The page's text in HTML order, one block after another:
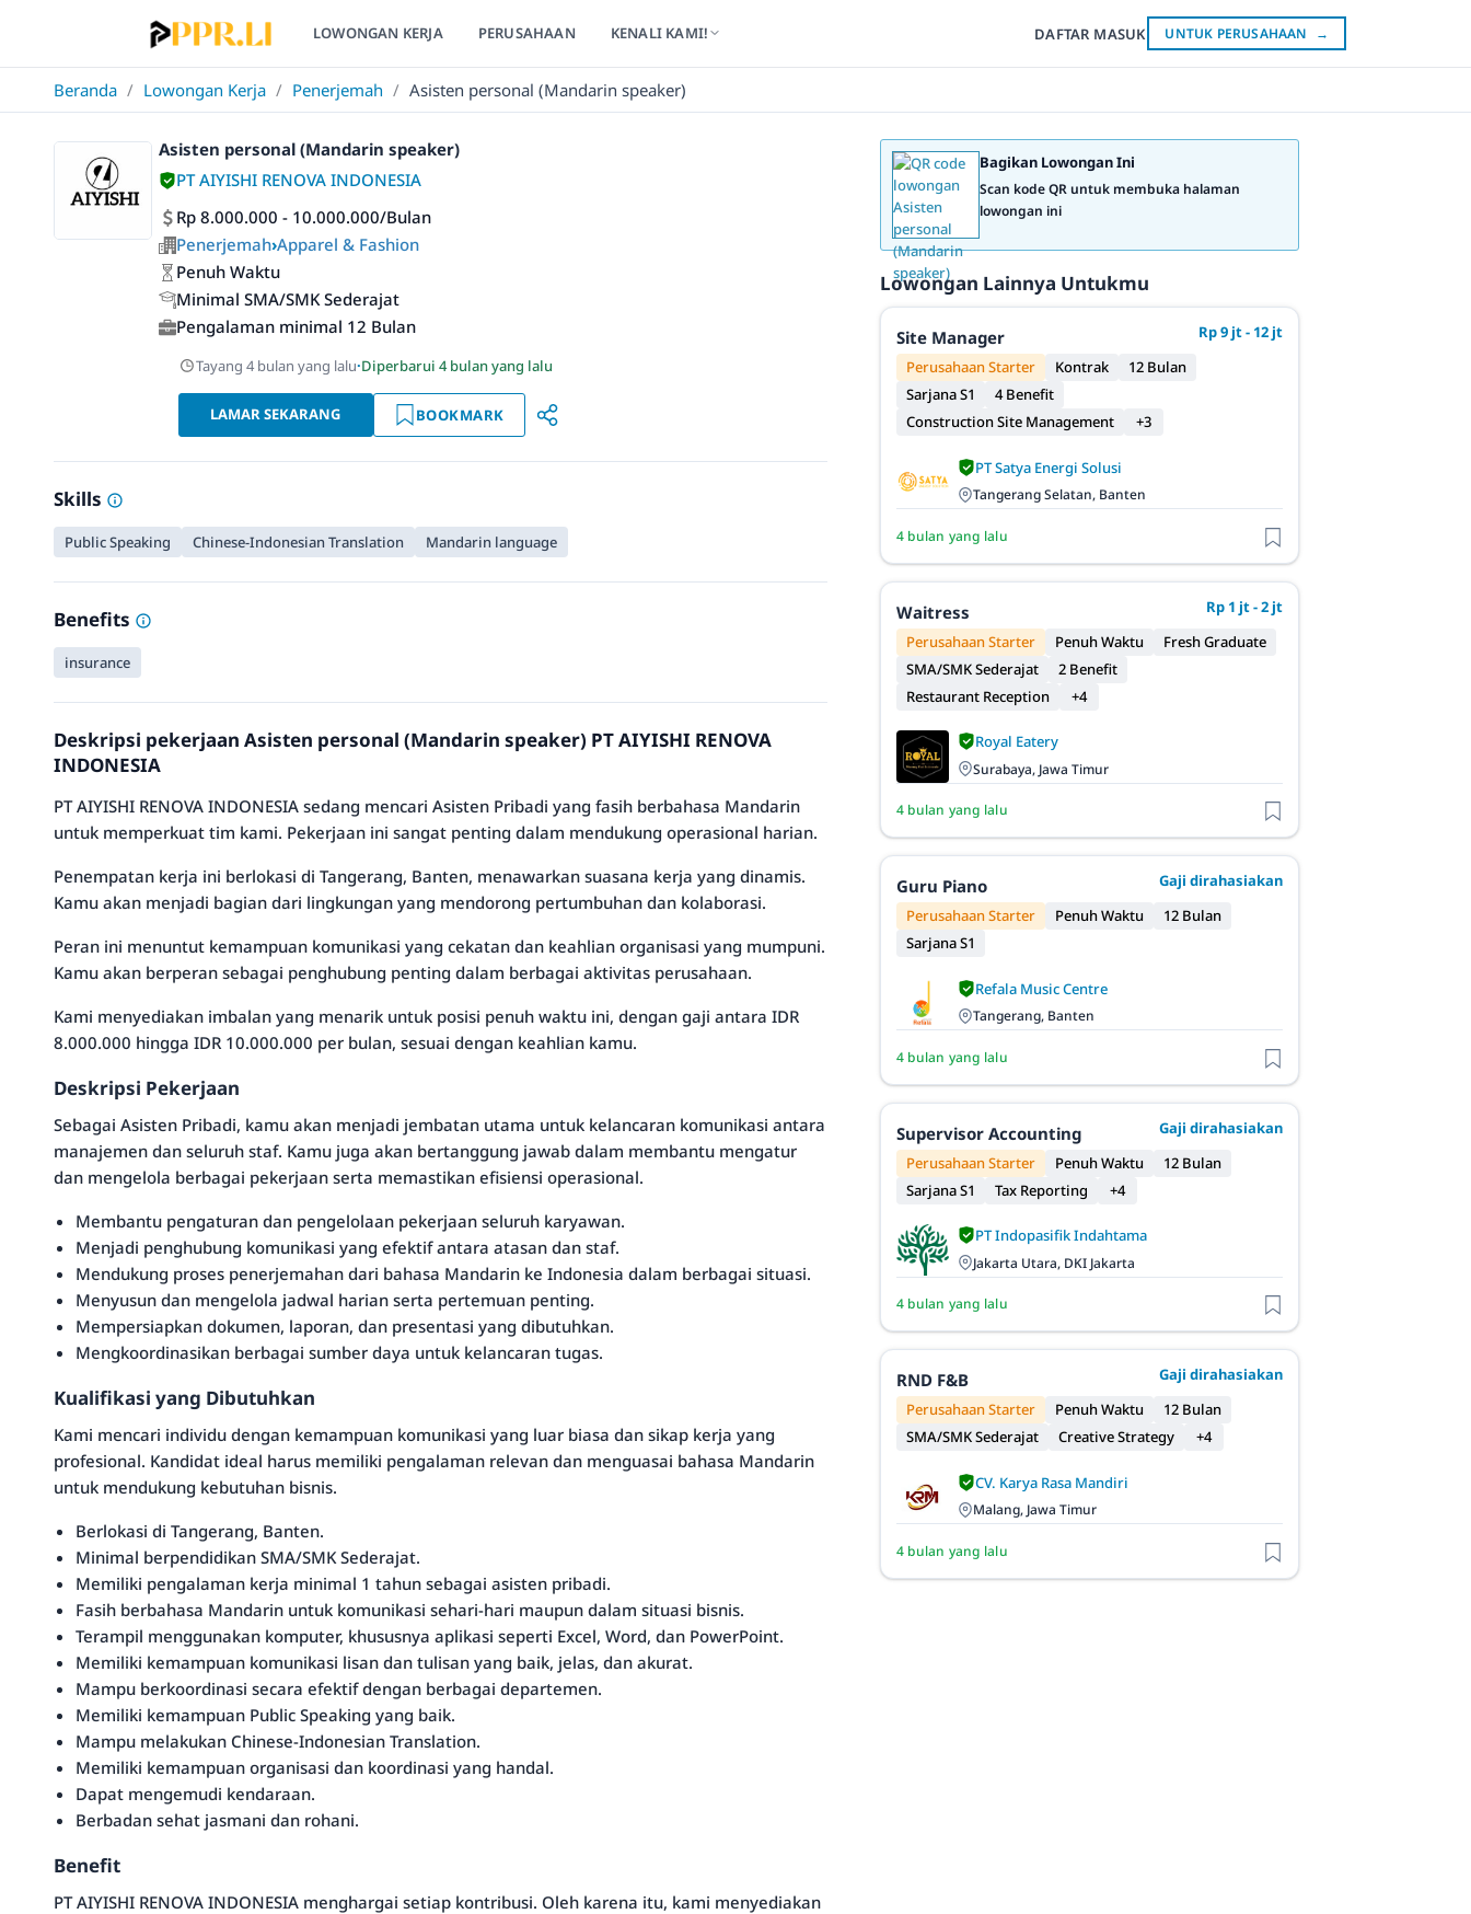
LOWONGAN KERJA PERUSAHAAN KENALI KAMI! DAFTAR MASUK UNTUK PERUSAHAAN →
Beranda / Lowongan Kerja / Penerjemah / Asisten personal (Mandarin speaker)
Asisten personal (Mandarin speaker)
PT AIYISHI RENOVA INDONESIA
Rp 8.000.000 - 10.000.000/Bulan
Penerjemah›Apparel & Fashion
Penuh Waktu
Minimal SMA/SMK Sederajat
Pengalaman minimal 12 Bulan
Tayang 4 bulan yang lalu·Diperbarui 4 bulan yang lalu
LAMAR SEKARANG BOOKMARK
Skills
Public Speaking Chinese-Indonesian Translation Mandarin language
Benefits
insurance
Deskripsi pekerjaan Asisten personal (Mandarin speaker) PT AIYISHI RENOVA
INDONESIA
PT AIYISHI RENOVA INDONESIA sedang mencari Asisten Pribadi yang fasih berbahasa Mandarin
untuk memperkuat tim kami. Pekerjaan ini sangat penting dalam mendukung operasional harian.
Penempatan kerja ini berlokasi di Tangerang, Banten, menawarkan suasana kerja yang dinamis.
Kamu akan menjadi bagian dari lingkungan yang mendorong pertumbuhan dan kolaborasi.
Peran ini menuntut kemampuan komunikasi yang cekatan dan keahlian organisasi yang mumpuni.
Kamu akan berperan sebagai penghubung penting dalam berbagai aktivitas perusahaan.
Kami menyediakan imbalan yang menarik untuk posisi penuh waktu ini, dengan gaji antara IDR
8.000.000 hingga IDR 10.000.000 per bulan, sesuai dengan keahlian kamu.
Deskripsi Pekerjaan
Sebagai Asisten Pribadi, kamu akan menjadi jembatan utama untuk kelancaran komunikasi antara
manajemen dan seluruh staf. Kamu juga akan bertanggung jawab dalam membantu mengatur
dan mengelola berbagai pekerjaan serta memastikan efisiensi operasional.
Membantu pengaturan dan pengelolaan pekerjaan seluruh karyawan.
Menjadi penghubung komunikasi yang efektif antara atasan dan staf.
Mendukung proses penerjemahan dari bahasa Mandarin ke Indonesia dalam berbagai situasi.
Menyusun dan mengelola jadwal harian serta pertemuan penting.
Mempersiapkan dokumen, laporan, dan presentasi yang dibutuhkan.
Mengkoordinasikan berbagai sumber daya untuk kelancaran tugas.
Kualifikasi yang Dibutuhkan
Kami mencari individu dengan kemampuan komunikasi yang luar biasa dan sikap kerja yang
profesional. Kandidat ideal harus memiliki pengalaman relevan dan menguasai bahasa Mandarin
untuk mendukung kebutuhan bisnis.
Berlokasi di Tangerang, Banten.
Minimal berpendidikan SMA/SMK Sederajat.
Memiliki pengalaman kerja minimal 1 tahun sebagai asisten pribadi.
Fasih berbahasa Mandarin untuk komunikasi sehari-hari maupun dalam situasi bisnis.
Terampil menggunakan komputer, khususnya aplikasi seperti Excel, Word, dan PowerPoint.
Memiliki kemampuan komunikasi lisan dan tulisan yang baik, jelas, dan akurat.
Mampu berkoordinasi secara efektif dengan berbagai departemen.
Memiliki kemampuan Public Speaking yang baik.
Mampu melakukan Chinese-Indonesian Translation.
Memiliki kemampuan organisasi dan koordinasi yang handal.
Dapat mengemudi kendaraan.
Berbadan sehat jasmani dan rohani.
Benefit
PT AIYISHI RENOVA INDONESIA menghargai setiap kontribusi. Oleh karena itu, kami menyediakan
Bagikan Lowongan Ini
Scan kode QR untuk membuka halaman
lowongan ini
Lowongan Lainnya Untukmu
Site Manager
Rp 9 jt - 12 jt
Perusahaan Starter
Kontrak
12 Bulan
Sarjana S1
4 Benefit
Construction Site Management
+3
PT Satya Energi Solusi
Tangerang Selatan, Banten
4 bulan yang lalu
Waitress
Rp 1 jt - 2 jt
Perusahaan Starter
Penuh Waktu
Fresh Graduate
SMA/SMK Sederajat
2 Benefit
Restaurant Reception
+4
Royal Eatery
Surabaya, Jawa Timur
4 bulan yang lalu
Guru Piano
Gaji dirahasiakan
Perusahaan Starter
Penuh Waktu
12 Bulan
Sarjana S1
Refala Music Centre
Tangerang, Banten
4 bulan yang lalu
Supervisor Accounting
Gaji dirahasiakan
Perusahaan Starter
Penuh Waktu
12 Bulan
Sarjana S1
Tax Reporting +4
PT Indopasifik Indahtama
Jakarta Utara, DKI Jakarta
4 bulan yang lalu
RND F&B
Gaji dirahasiakan
Perusahaan Starter
Penuh Waktu
12 Bulan
SMA/SMK Sederajat
Creative Strategy +4
CV. Karya Rasa Mandiri
Malang, Jawa Timur
4 bulan yang lalu